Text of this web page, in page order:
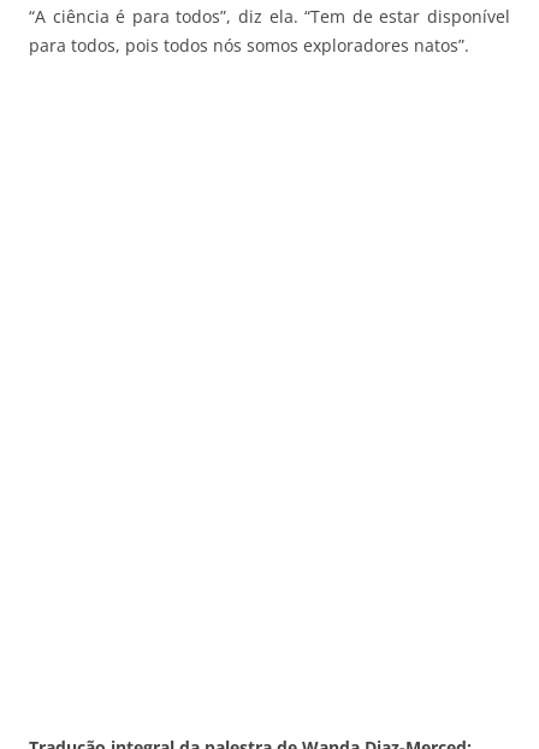
“A ciência é para todos”, diz ela. “Tem de estar disponível
para todos, pois todos nós somos exploradores natos”.